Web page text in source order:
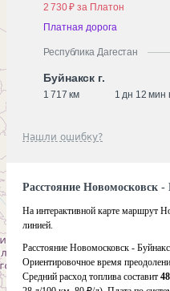
2 730 ₽ за Платон
Платная дорога
Республика Дагестан
Буйнакск г.
1 717 км 1 дн 12 мин
Нашли ошибку?
Расстояние Новомосковск -
На интерактивной карте маршрут
линией.
Расстояние Новомосковск -
Ориентировочное время
Средний расход топлива составит